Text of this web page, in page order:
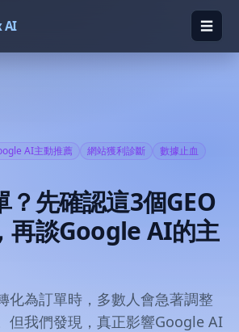
AI ☰開啟
AI主動推薦 網站獲利診斷
數據止血
？先確認這3個GEO
再談Google AI的主
化為訂單時，多數人會急著調整
但我們發現，真正影響Google AI